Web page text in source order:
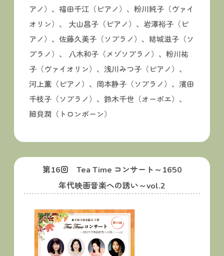
アノ）、福田千江（ピアノ）、粉川純子（ヴァイ
オリン）、 大山昌子（ピアノ）、岩澤裕子（ピ
アノ）、佐藤久美子（ソプラノ）、結城滋子（ソ
プラノ）、 八木和子（メゾソプラノ）、粉川祐
子（ヴァイオリン）、浅川みつ子（ピアノ）、
河上薫（ピアノ）、岡本静子（ソプラノ）、濱田
千枝子（ソプラノ）、鈴木千世（オーボエ）、
細貝潤（トロンボーン）
第16回 Tea Time コンサート～1650
年代映画音楽への誘い～vol.2